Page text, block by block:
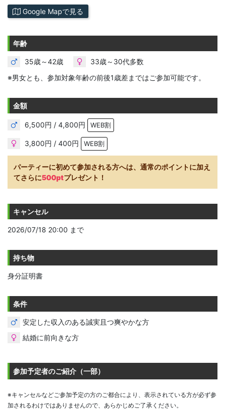
Google Mapで見る
年齢
35歳～42歳
33歳～30代多数
※男女とも、参加対象年齢の前後1歳差まではご参加可能です。
金額
6,500円 / 4,800円 WEB割
3,800円 / 400円 WEB割
パーティーに初めて参加される方へは、通常のポイントに加え
てさらに500ptプレゼント！
キャンセル
2026/07/18 20:00 まで
持ち物
身分証明書
条件
安定した収入のある誠実且つ爽やかな方
結婚に前向きな方
参加予定者のご紹介（一部）
※キャンセルなどご参加予定の方のご都合により、表示されている方が必ず参
加されるわけではありませんので、あらかじめご了承ください。